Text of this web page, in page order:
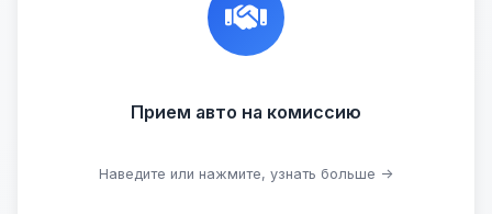
Прием авто на комиссию
Наведите или нажмите, узнать больше →
переговоры с клиентами, подготовка документов,
сопровождение сделки.
Прием битых авто
Оставить на комиссии